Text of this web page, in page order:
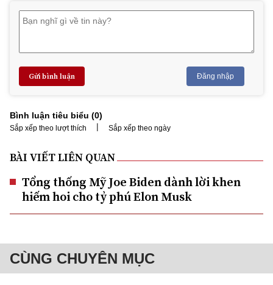
Gửi bình luận Đăng nhập
Bình luận tiêu biểu (0)
Sắp xếp theo lượt thích | Sắp xếp theo ngày
BÀI VIẾT LIÊN QUAN
Tổng thống Mỹ Joe Biden dành lời khen
hiếm hoi cho tỷ phú Elon Musk
CÙNG CHUYÊN MỤC